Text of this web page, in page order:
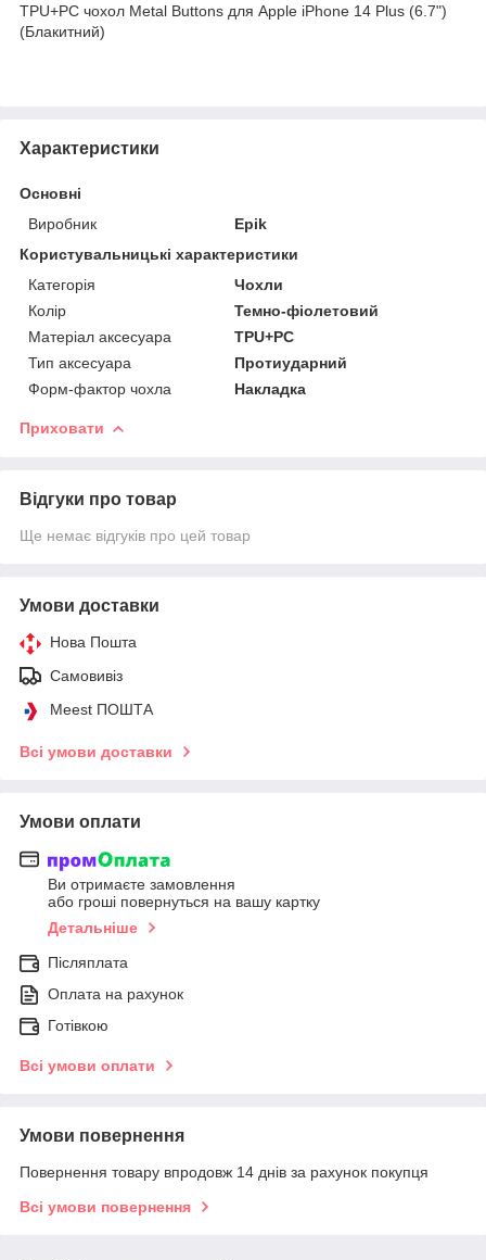
TPU+PC чохол Metal Buttons для Apple iPhone 14 Plus (6.7")
(Блакитний)
Характеристики
Основні
Виробник
Epik
Користувальницькі характеристики
Категорія
Чохли
Колір
Темно-фіолетовий
Матеріал аксесуара
TPU+PC
Тип аксесуара
Протиударний
Форм-фактор чохла
Накладка
Приховати
Відгуки про товар
Ще немає відгуків про цей товар
Умови доставки
Нова Пошта
Самовивіз
Meest ПОШТА
Всі умови доставки
Умови оплати
Ви отримаєте замовлення
або гроші повернуться на вашу картку
Детальніше
Післяплата
Оплата на рахунок
Готівкою
Всі умови оплати
Умови повернення
Повернення товару впродовж 14 днів за рахунок покупця
Всі умови повернення